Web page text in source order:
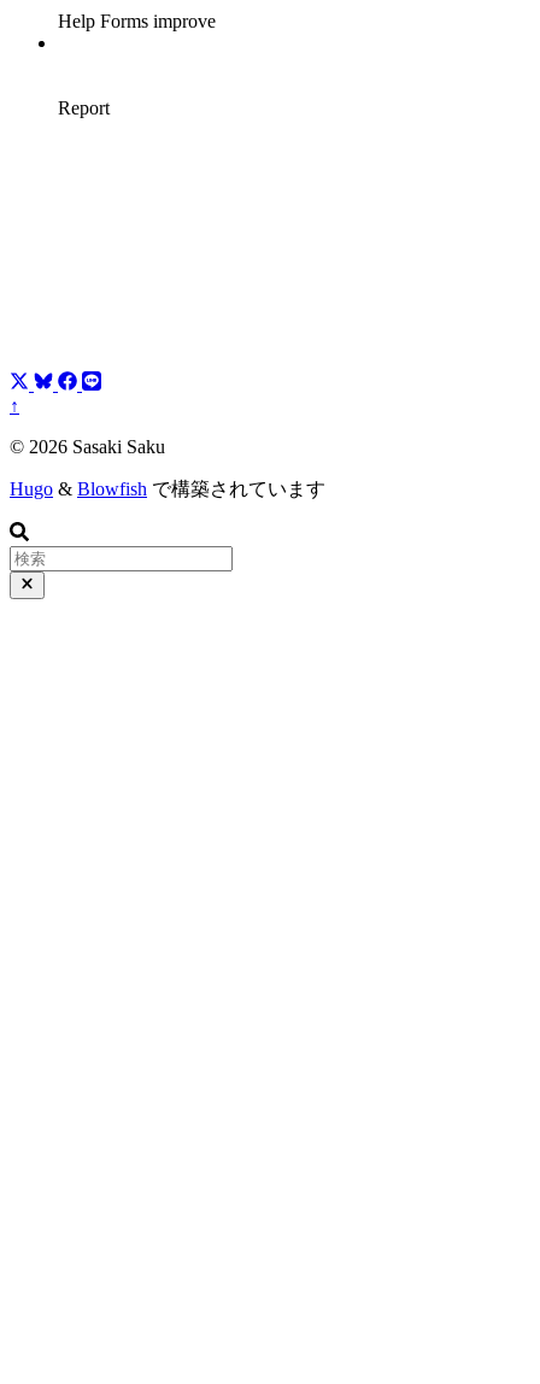
↑
© 2026 Sasaki Saku
Hugo & Blowfish で構築されています